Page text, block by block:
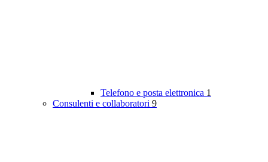
Telefono e posta elettronica 1
Consulenti e collaboratori 9